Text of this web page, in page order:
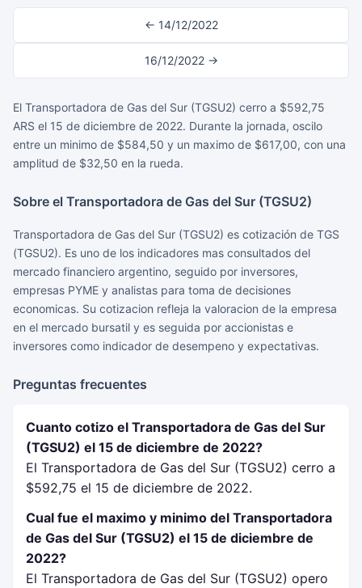
← 14/12/2022
16/12/2022 →
El Transportadora de Gas del Sur (TGSU2) cerro a $592,75
ARS el 15 de diciembre de 2022. Durante la jornada, oscilo
entre un minimo de $584,50 y un maximo de $617,00, con una
amplitud de $32,50 en la rueda.
Sobre el Transportadora de Gas del Sur (TGSU2)
Transportadora de Gas del Sur (TGSU2) es cotización de TGS
(TGSU2). Es uno de los indicadores mas consultados del
mercado financiero argentino, seguido por inversores,
empresas PYME y analistas para toma de decisiones
economicas. Su cotizacion refleja la valoracion de la empresa
en el mercado bursatil y es seguida por accionistas e
inversores como indicador de desempeno y expectativas.
Preguntas frecuentes
Cuanto cotizo el Transportadora de Gas del Sur
(TGSU2) el 15 de diciembre de 2022?
El Transportadora de Gas del Sur (TGSU2) cerro a
$592,75 el 15 de diciembre de 2022.
Cual fue el maximo y minimo del Transportadora
de Gas del Sur (TGSU2) el 15 de diciembre de
2022?
El Transportadora de Gas del Sur (TGSU2) opero